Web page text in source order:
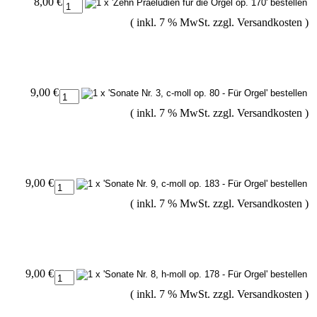
( inkl. 7 % MwSt. zzgl. Versandkosten )
9,00 €
( inkl. 7 % MwSt. zzgl. Versandkosten )
9,00 €
( inkl. 7 % MwSt. zzgl. Versandkosten )
9,00 €
( inkl. 7 % MwSt. zzgl. Versandkosten )